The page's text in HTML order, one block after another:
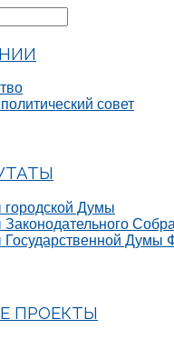
совет
городской Думы
Законодательного
Государственной Думы
ПРОЕКТЫ